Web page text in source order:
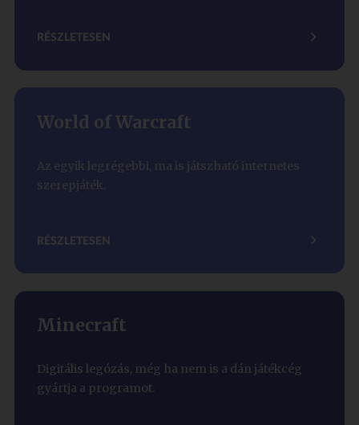
RÉSZLETESEN
World of Warcraft
Az egyik legrégebbi, ma is játszható internetes
szerepjáték.
RÉSZLETESEN
Minecraft
Digitális legózás, még ha nem is a dán játékcég
gyártja a programot.